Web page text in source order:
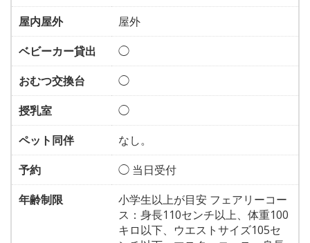
屋内屋外
屋外
ベビーカー貸出
◯
おむつ交換台
◯
授乳室
◯
ペット同伴
なし。
予約
◯ 当日受付
年齢制限
小学生以上が目安 フェアリーコー
ス：身長110センチ以上、体重100
キロ以下、ウエストサイズ105セ